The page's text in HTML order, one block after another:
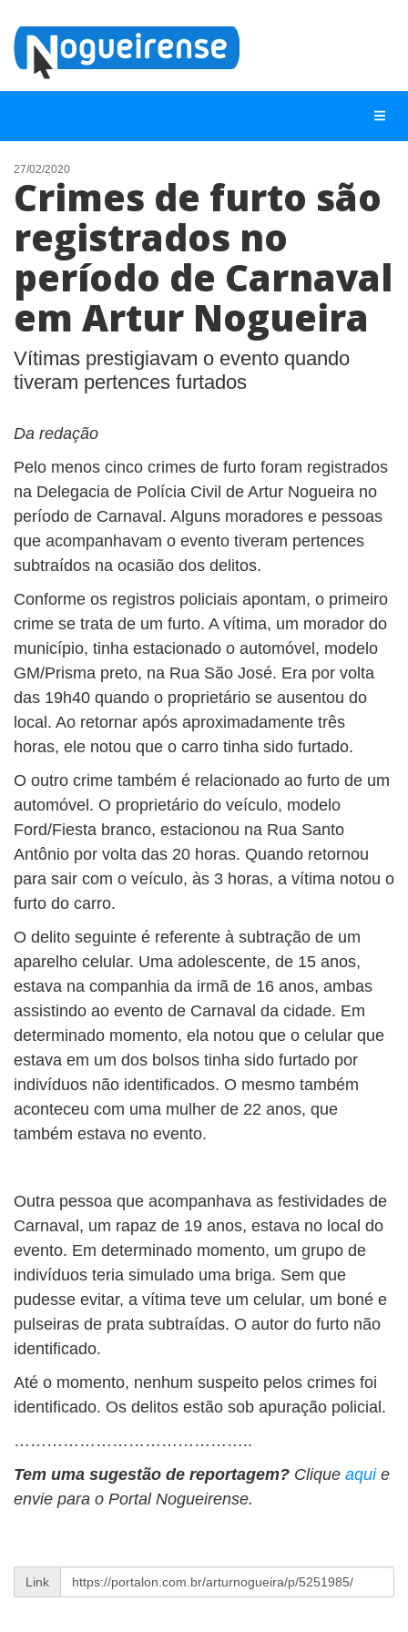
NOTÍCIAS
LISTA DIGITAL
TELEFONES ÚTEIS
QUEM SOMOS
CONTATO
ANUNCIE
27/02/2020
Crimes de furto são
registrados no
período de Carnaval
em Artur Nogueira
Vítimas prestigiavam o evento quando
tiveram pertences furtados
Da redação
Pelo menos cinco crimes de furto foram registrados
na Delegacia de Polícia Civil de Artur Nogueira no
período de Carnaval. Alguns moradores e pessoas
que acompanhavam o evento tiveram pertences
subtraídos na ocasião dos delitos.
Conforme os registros policiais apontam, o primeiro
crime se trata de um furto. A vítima, um morador do
município, tinha estacionado o automóvel, modelo
GM/Prisma preto, na Rua São José. Era por volta
das 19h40 quando o proprietário se ausentou do
local. Ao retornar após aproximadamente três
horas, ele notou que o carro tinha sido furtado.
O outro crime também é relacionado ao furto de um
automóvel. O proprietário do veículo, modelo
Ford/Fiesta branco, estacionou na Rua Santo
Antônio por volta das 20 horas. Quando retornou
para sair com o veículo, às 3 horas, a vítima notou o
furto do carro.
O delito seguinte é referente à subtração de um
aparelho celular. Uma adolescente, de 15 anos,
estava na companhia da irmã de 16 anos, ambas
assistindo ao evento de Carnaval da cidade. Em
determinado momento, ela notou que o celular que
estava em um dos bolsos tinha sido furtado por
indivíduos não identificados. O mesmo também
aconteceu com uma mulher de 22 anos, que
também estava no evento.
Outra pessoa que acompanhava as festividades de
Carnaval, um rapaz de 19 anos, estava no local do
evento. Em determinado momento, um grupo de
indivíduos teria simulado uma briga. Sem que
pudesse evitar, a vítima teve um celular, um boné e
pulseiras de prata subtraídas. O autor do furto não
identificado.
Até o momento, nenhum suspeito pelos crimes foi
identificado. Os delitos estão sob apuração policial.
……………………………………..
Tem uma sugestão de reportagem? Clique aqui e
envie para o Portal Nogueirense.
Link